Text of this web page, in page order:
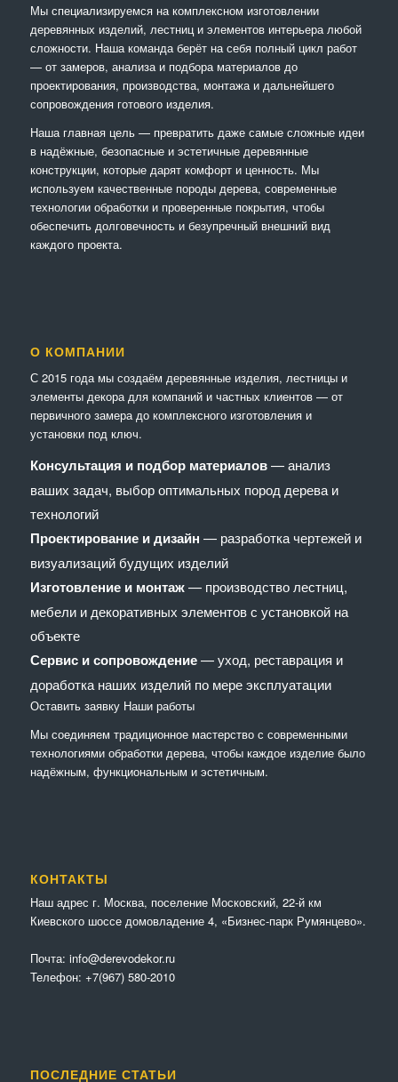
Мы специализируемся на комплексном изготовлении
деревянных изделий, лестниц и элементов интерьера любой
сложности. Наша команда берёт на себя полный цикл работ
— от замеров, анализа и подбора материалов до
проектирования, производства, монтажа и дальнейшего
сопровождения готового изделия.
Наша главная цель — превратить даже самые сложные идеи
в надёжные, безопасные и эстетичные деревянные
конструкции, которые дарят комфорт и ценность. Мы
используем качественные породы дерева, современные
технологии обработки и проверенные покрытия, чтобы
обеспечить долговечность и безупречный внешний вид
каждого проекта.
О КОМПАНИИ
С 2015 года мы создаём деревянные изделия, лестницы и
элементы декора для компаний и частных клиентов — от
первичного замера до комплексного изготовления и
установки под ключ.
Консультация и подбор материалов— анализ
ваших задач, выбор оптимальных пород дерева и
технологий
Проектирование и дизайн — разработка чертежей и
визуализаций будущих изделий
Изготовление и монтаж— производство лестниц,
мебели и декоративных элементов с установкой на
объекте
Сервис и сопровождение— уход, реставрация и
доработка наших изделий по мере эксплуатации
Оставить заявку Наши работы
Мы соединяем традиционное мастерство с современными
технологиями обработки дерева, чтобы каждое изделие было
надёжным, функциональным и эстетичным.
КОНТАКТЫ
Наш адрес г. Москва, поселение Московский, 22-й км
Киевского шоссе домовладение 4, «Бизнес-парк Румянцево».
Почта: info@derevodekor.ru
Телефон: +7(967) 580-2010
ПОСЛЕДНИЕ СТАТЬИ